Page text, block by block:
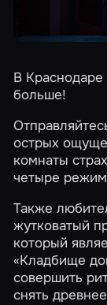
В
больше!
острых
комнаты
четыре
Также
жутковатый
который
«Кладбище
совершить
снять